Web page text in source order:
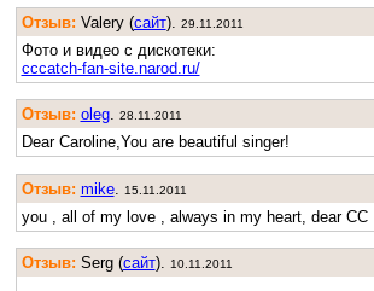
Отзыв: Valery (cайт). 29.11.2011
Фото и видео с дискотеки:
cccatch-fan-site.narod.ru/
Отзыв: oleg. 28.11.2011
Dear Caroline,You are beautiful singer!
Отзыв: mike. 15.11.2011
you , all of my love , always in my heart, dear CC
Отзыв: Serg (cайт). 10.11.2011